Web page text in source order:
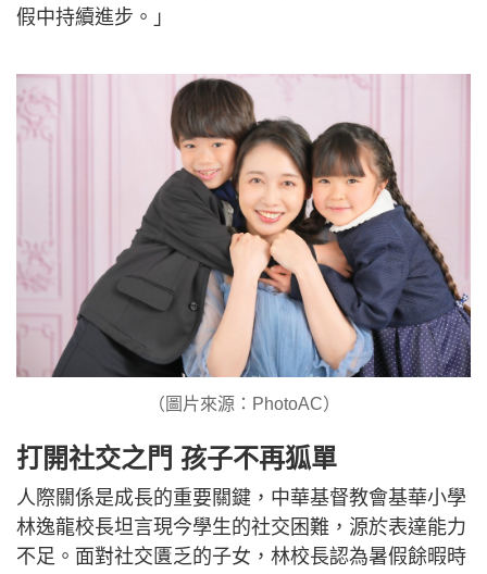
假中持續進步。」
（圖片來源：PhotoAC）
打開社交之門 孩子不再狐單
人際關係是成長的重要關鍵，中華基督教會基華小學
林逸龍校長坦言現今學生的社交困難，源於表達能力
不足。面對社交匱乏的子女，林校長認為暑假餘暇時